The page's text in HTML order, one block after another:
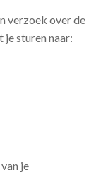
verzoek over de
je sturen naar:
je